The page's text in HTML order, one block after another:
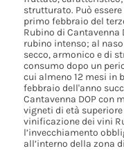
strutturato. Può
primo febbraio del
Rubino di Cantavenna
rubino intenso; al
secco, armonico e di
consumo dopo un
cui almeno 12 mesi in
febbraio dell'anno
Cantavenna DOP con
vigneti di età
vinificazione dei vini
l’invecchiamento
all’interno della zona